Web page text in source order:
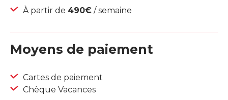
À partir de 490€ / semaine
Moyens de paiement
Cartes de paiement
Chèque Vacances